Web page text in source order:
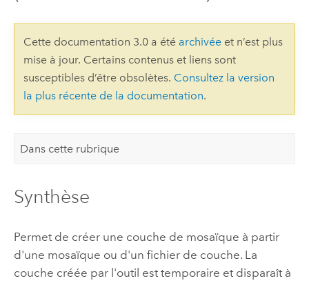
Cette documentation 3.0 a été archivéeet n’est plus
mise à jour. Certains contenus et liens sont
susceptibles d’être obsolètes. Consultez la version
la plus récente de la documentation.
Dans cette rubrique
Synthèse
Permet de créer une couche de mosaïque à partir
d'une mosaïque ou d'un fichier de couche. La
couche créée par l'outil est temporaire et disparaît à